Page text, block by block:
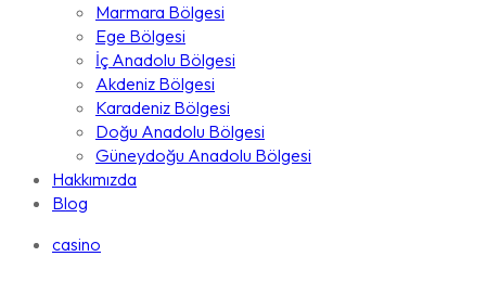
Marmara Bölgesi
Ege Bölgesi
İç Anadolu Bölgesi
Akdeniz Bölgesi
Karadeniz Bölgesi
Doğu Anadolu Bölgesi
Güneydoğu Anadolu Bölgesi
Hakkımızda
Blog
casino